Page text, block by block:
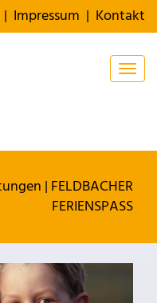
| Impressum | Kontakt
| FELDBACHER
FERIENSPASS